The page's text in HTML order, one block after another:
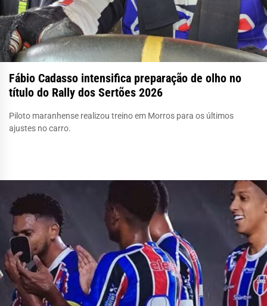
Fábio Cadasso intensifica preparação de olho no
título do Rally dos Sertões 2026
Piloto maranhense realizou treino em Morros para os últimos
ajustes no carro.